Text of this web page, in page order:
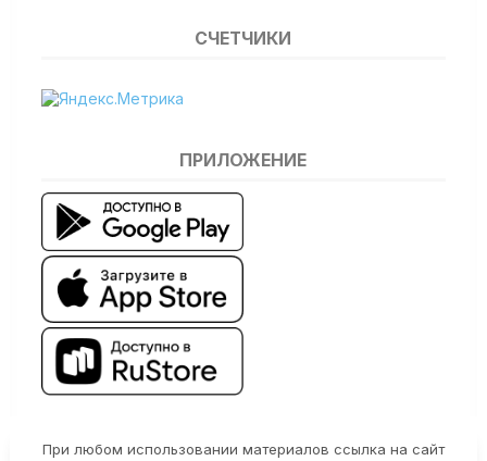
СЧЕТЧИКИ
ПРИЛОЖЕНИЕ
При любом использовании материалов ссылка на сайт